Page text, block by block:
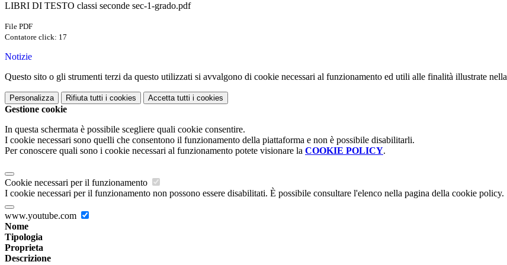
LIBRI DI TESTO classi seconde sec-1-grado.pdf
File PDF
Contatore click: 17
Notizie
Questo sito o gli strumenti terzi da questo utilizzati si avvalgono di cookie necessari al funzionamento ed utili alle finalità illustrate nella
Personalizza Rifiuta tutti i cookies Accetta tutti i cookies
Gestione cookie
In questa schermata è possibile scegliere quali cookie consentire.
I cookie necessari sono quelli che consentono il funzionamento della piattaforma e non è possibile disabilitarli.
Per conoscere quali sono i cookie necessari al funzionamento potete visionare la COOKIE POLICY.
Cookie necessari per il funzionamento
I cookie necessari per il funzionamento non possono essere disabilitati. È possibile consultare l'elenco nella pagina della cookie policy.
www.youtube.com
Nome
Tipologia
Proprieta
Descrizione